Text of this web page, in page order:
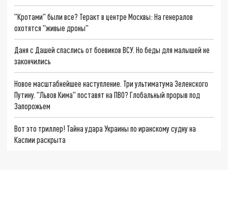
"Кротами" были все? Теракт в центре Москвы: На генералов
охотятся "живые дроны"
Даня с Дашей спаслись от боевиков ВСУ. Но беды для малышей не
закончились
Новое масштабнейшее наступление. Три ультиматума Зеленского
Путину. "Львов Кима" поставят на ПВО? Глобальный прорыв под
Запорожьем
Вот это триллер! Тайна удара Украины по иранскому судну на
Каспии раскрыта